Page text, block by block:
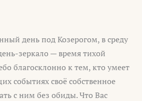
день под Козерогом, в среду
зеркало — время тихой
благосклонно к тем, кто умеет
событиях своё собственное
с ним без обиды. Что Вас